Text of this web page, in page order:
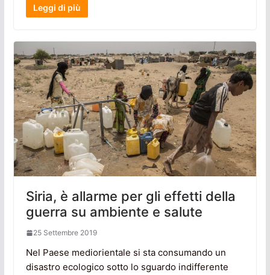
Leggi di più
Siria, è allarme per gli effetti della
guerra su ambiente e salute
25 Settembre 2019
Nel Paese mediorientale si sta consumando un
disastro ecologico sotto lo sguardo indifferente